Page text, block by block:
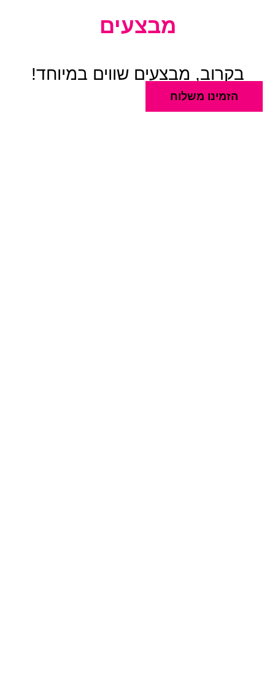
מבצעים
בקרוב, מבצעים שווים במיוחד!
הזמינו משלוח